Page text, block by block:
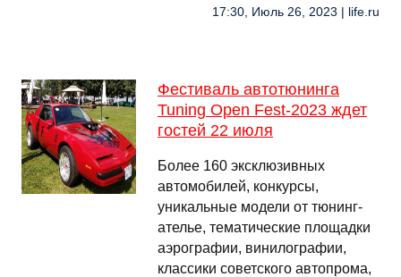
17:30, Июль 26, 2023 | life.ru
Фестиваль автотюнинга
Tuning Open Fest-2023 ждет
гостей 22 июля
Более 160 эксклюзивных
автомобилей, конкурсы,
уникальные модели от тюнинг-
ателье, тематические площадки
аэрографии, винилографии,
классики советского автопрома,